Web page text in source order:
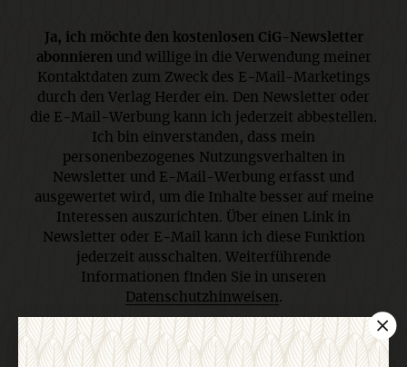
Ja, ich möchte den kostenlosen CiG-Newsletter
abonnieren und willige in die Verwendung meiner
Kontaktdaten zum Zweck des E-Mail-Marketings
durch den Verlag Herder ein. Den Newsletter oder
die E-Mail-Werbung kann ich jederzeit abbestellen.
Ich bin einverstanden, dass mein
personenbezogenes Nutzungsverhalten in
Newsletter und E-Mail-Werbung erfasst und
ausgewertet wird, um die Inhalte besser auf meine
Interessen auszurichten. Über einen Link in
Newsletter oder E-Mail kann ich diese Funktion
jederzeit ausschalten. Weiterführende
Informationen finden Sie in unseren
Datenschutzhinweisen .
E-Mail